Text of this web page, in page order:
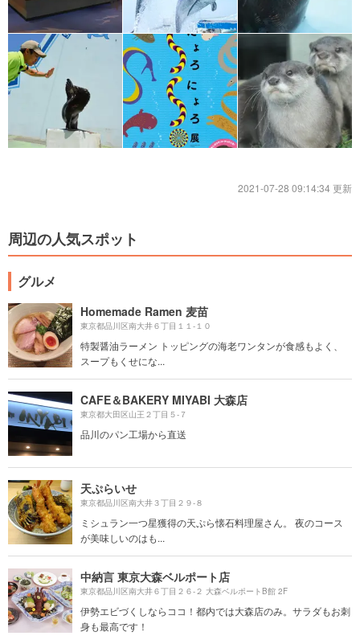
2021-07-28 09:14:34 更新
周辺の人気スポット
グルメ
Homemade Ramen 麦苗
東京都品川区南大井６丁目１１-１０
特製醤油ラーメン トッピングの海老ワンタンが食感もよく、
スープもくせにな...
CAFE＆BAKERY MIYABI 大森店
東京都大田区山王２丁目５-７
品川のパン工場から直送
天ぷらいせ
東京都品川区南大井３丁目２９-８
ミシュラン一つ星獲得の天ぷら懐石料理屋さん。 夜のコース
が美味しいのはも...
中納言 東京大森ベルポート店
東京都品川区南大井６丁目２６-２ 大森ベルポートB館 2F
伊勢エビづくしならココ！都内では大森店のみ。サラダもお刺
身も最高です！